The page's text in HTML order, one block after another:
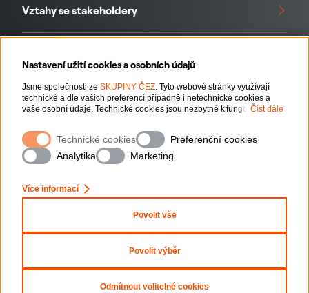
Nastavení užití cookies a osobních údajů
Jsme společnosti ze SKUPINY ČEZ. Tyto webové stránky využívají
technické a dle vašich preferencí případně i netechnické cookies a
vaše osobní údaje. Technické cookies jsou nezbytné k fungování
webové stránky vašim preferencím, k personalizaci reklam a analytice.
Pro sběr a zpracování netechnických cookies a vašich osobních údajů
nám můžete udělit souhlas. Bližší informace o vašich právech,
zpracování osobních údajů, včetně možnosti odvolání udělených
Číst dále
Technické cookies
Preferenční cookies
Analytika
Marketing
Více informací
Povolit vše
Povolit výběr
Odmítnout volitelné cookies
Vztahy se stakeholdery
Naše data
Nastavení cookies
Informace o webu
2026ČEZ, a. s.– Všechna práva vyhrazena